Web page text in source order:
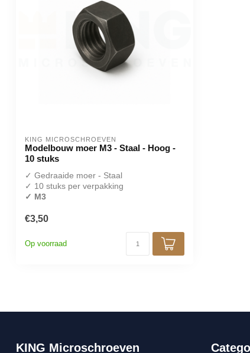
KING MICROSCHROEVEN
Modelbouw moer M3 - Staal - Hoog -
10 stuks
✓ Gedraaide moer - Staal
✓ 10 stuks per verpakking
✓ M3
€3,50
Op voorraad
KING Microschroeven